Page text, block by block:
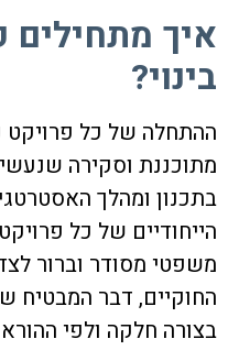
איך מתחילים
בינוי?
ההתחלה של כל פרויקט
מתוכננת וסקירה
בתכנון ומהלך
הייחודיים של כל
משפטי מסודר וברור
החוקיים, דבר
בצורה חלקה ולפי